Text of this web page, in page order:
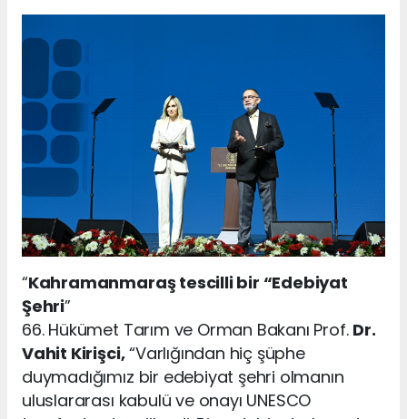
“Kahramanmaraş tescilli bir “Edebiyat
Şehri”
66. Hükümet Tarım ve Orman Bakanı Prof. Dr.
Vahit Kirişci,“Varlığından hiç şüphe
duymadığımız bir edebiyat şehri olmanın
uluslararası kabulü ve onayı UNESCO